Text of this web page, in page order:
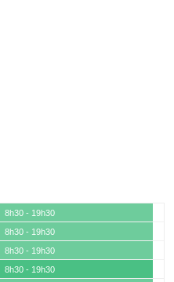
8h30 - 19h30
8h30 - 19h30
8h30 - 19h30
8h30 - 19h30